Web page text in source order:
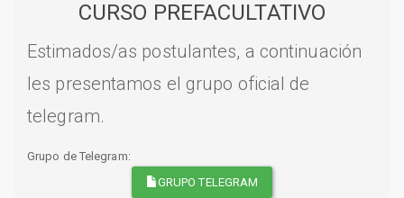
CURSO PREFACULTATIVO
Estimados/as postulantes, a continuación
les presentamos el grupo oficial de
telegram.
Grupo de Telegram:
GRUPO TELEGRAM